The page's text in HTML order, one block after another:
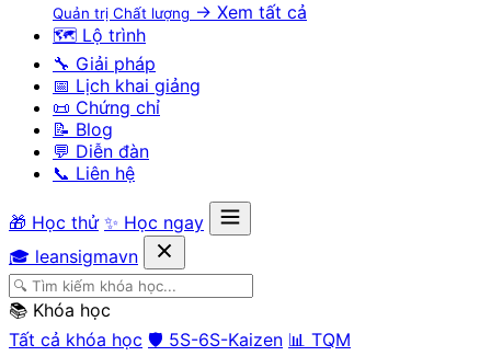
Quản trị Chất lượng → Xem tất cả
🗺️ Lộ trình
🔧 Giải pháp
📅 Lịch khai giảng
📜 Chứng chỉ
📝 Blog
💬 Diễn đàn
📞 Liên hệ
🎁 Học thử ✨ Học ngay
🎓 leansigmavn
📚 Khóa học
Tất cả khóa học 🛡️ 5S-6S-Kaizen 📊 TQM